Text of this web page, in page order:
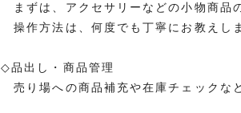
まずは、アクセサリーなどの小物商品
操作方法は、何度でも丁寧にお教えし
◇品出し・商品管理
売り場への商品補充や在庫チェックな